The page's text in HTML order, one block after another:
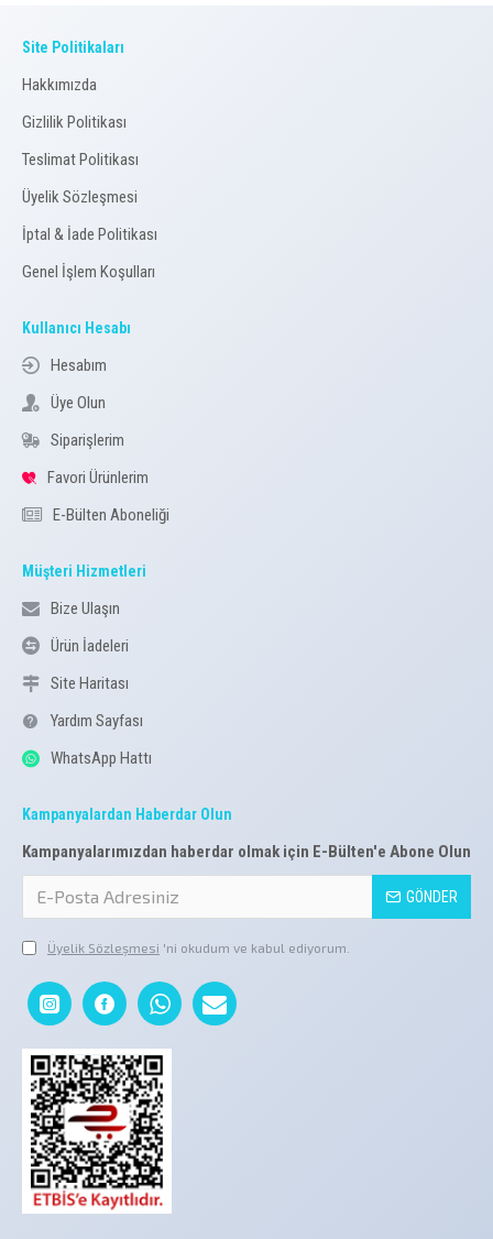
Site Politikaları
Hakkımızda
Gizlilik Politikası
Teslimat Politikası
Üyelik Sözleşmesi
İptal & İade Politikası
Genel İşlem Koşulları
Kullanıcı Hesabı
Hesabım
Üye Olun
Siparişlerim
Favori Ürünlerim
E-Bülten Aboneliği
Müşteri Hizmetleri
Bize Ulaşın
Ürün İadeleri
Site Haritası
Yardım Sayfası
WhatsApp Hattı
Kampanyalardan Haberdar Olun
Kampanyalarımızdan haberdar olmak için E-Bülten'e Abone Olun
GÖNDER
Üyelik Sözleşmesi 'ni okudum ve kabul ediyorum.